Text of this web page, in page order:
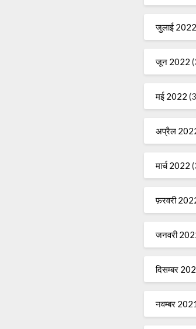
जुलाई 2022
जून 2022
मई 2022
अप्रैल
मार्च 2022
फ़रवरी
जनवरी
दिसम्बर
नवम्बर